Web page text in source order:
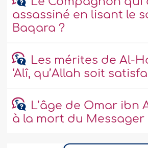
assassiné en lisant le
Baqara ?
Les mérites de Al-
‘Alî, qu’Allah soit
L’âge de Omar ibn
à la mort du Messager